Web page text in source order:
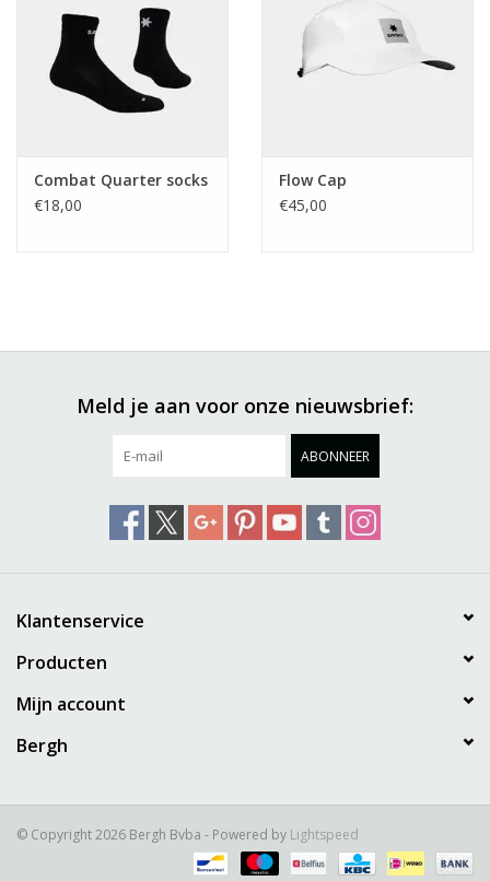
Combat Quarter socks
€18,00
Flow Cap
€45,00
Meld je aan voor onze nieuwsbrief:
ABONNEER
Klantenservice
Producten
Mijn account
Bergh
© Copyright 2026 Bergh Bvba - Powered by Lightspeed